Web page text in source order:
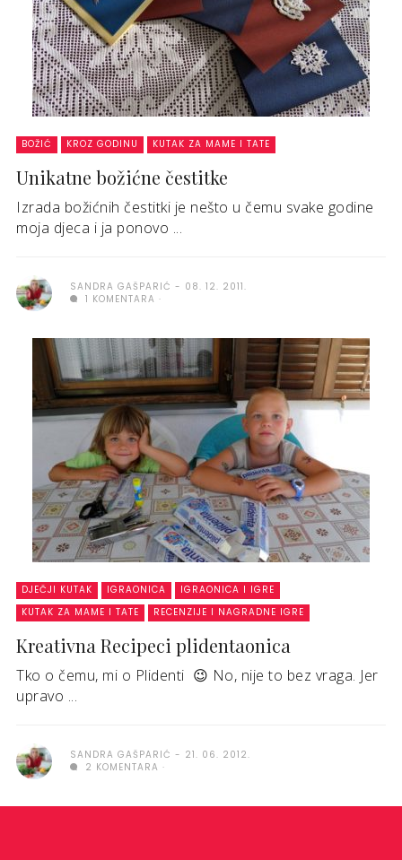
BOŽIĆ KROZ GODINU KUTAK ZA MAME I TATE
Unikatne božićne čestitke
Izrada božićnih čestitki je nešto u čemu svake godine
moja djeca i ja ponovo ...
SANDRA GAŠPARIĆ
08. 12. 2011.
1 KOMENTARA
DJEČJI KUTAK IGRAONICA
IGRAONICA I IGRE
KUTAK ZA MAME I TATE
RECENZIJE I NAGRADNE IGRE
Kreativna Recipeci plidentaonica
Tko o čemu, mi o Plidenti 😉 No, nije to bez vraga. Jer
upravo ...
SANDRA GAŠPARIĆ
21. 06. 2012.
2 KOMENTARA